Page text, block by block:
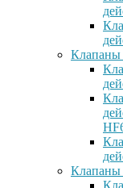
Клапаны
Клапаны